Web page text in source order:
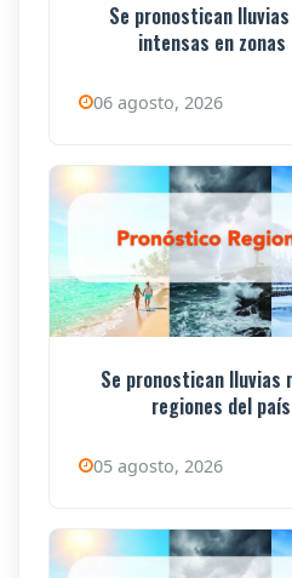
Se pronostican
intensas en
06 agosto, 2026
Se pronostican lluvias
regiones del
05 agosto, 2026